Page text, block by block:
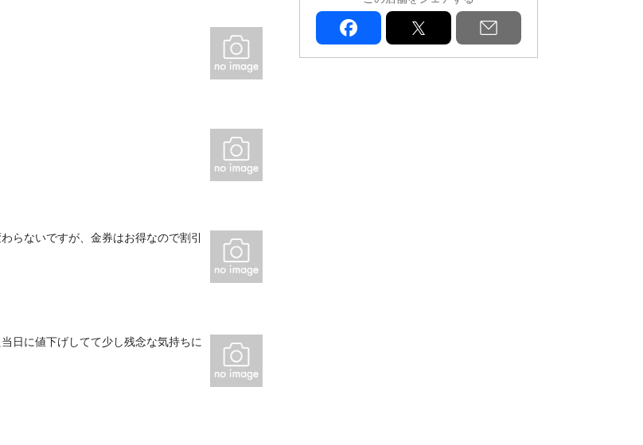
らないですが、金券はお得なので割引
日に値下げしてて少し残念な気持ちに
facebook